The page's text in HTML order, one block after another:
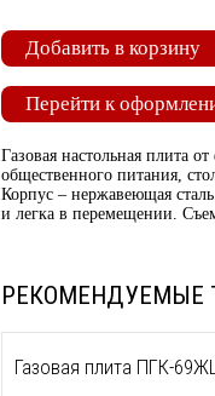
Добавить в корзину
Перейти к
Газовая настольная
общественного питания,
Корпус – нержавеющая
и легка в перемещении.
РЕКОМЕНДУЕМЫЕ
Газовая плита ПГК-